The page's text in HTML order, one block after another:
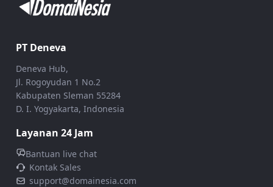
PT Deneva
Deneva Hub,
Jl. Rogoyudan 1 No.2
Kabupaten Sleman 55284
D. I. Yogyakarta, Indonesia
Layanan 24 Jam
Bantuan live chat
Kontak Sales
support@domainesia.com